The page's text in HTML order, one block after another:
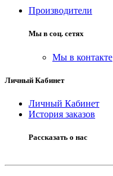
Производители
Мы в соц. сетях
Мы в контакте
Личный Кабинет
Личный Кабинет
История заказов
Рассказать о нас